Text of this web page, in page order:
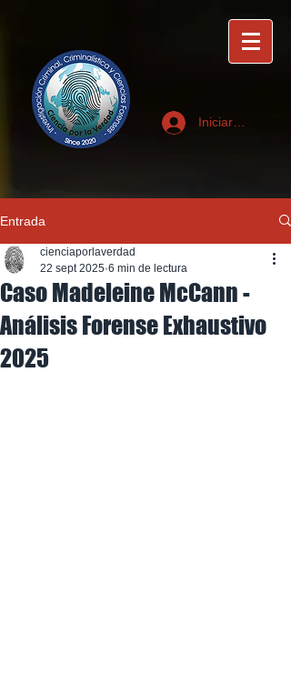
Iniciar sesión
Entrada
Caso Madeleine McCann -
Análisis Forense Exhaustivo
2025
cienciaporlaverdad
22 sept 2025 6 min de lectura